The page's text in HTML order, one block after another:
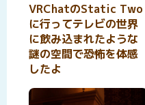
VRChatのStatic Two
に行ってテレビの世界
に飲み込まれたような
謎の空間で恐怖を体感
したよ